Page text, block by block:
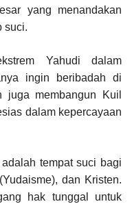
yang menandakan
suci.
Yahudi dalam
ingin beribadah di
juga membangun Kuil
dalam kepercayaan
tempat suci bagi
dan Kristen.
hak tunggal untuk